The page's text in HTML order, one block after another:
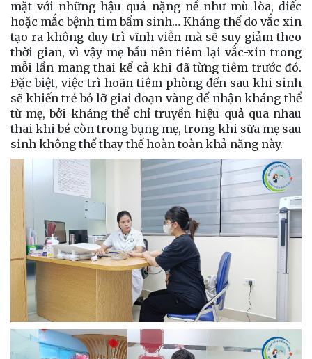
mặt với những hậu quả nặng nề như mù lòa, điếc
hoặc mắc bệnh tim bẩm sinh… Kháng thể do vắc-xin
tạo ra không duy trì vĩnh viễn mà sẽ suy giảm theo
thời gian, vì vậy mẹ bầu nên tiêm lại vắc-xin trong
mỗi lần mang thai kể cả khi đã từng tiêm trước đó.
Đặc biệt, việc trì hoãn tiêm phòng đến sau khi sinh
sẽ khiến trẻ bỏ lỡ giai đoạn vàng để nhận kháng thể
từ mẹ, bởi kháng thể chỉ truyền hiệu quả qua nhau
thai khi bé còn trong bụng mẹ, trong khi sữa mẹ sau
sinh không thể thay thế hoàn toàn khả năng này.